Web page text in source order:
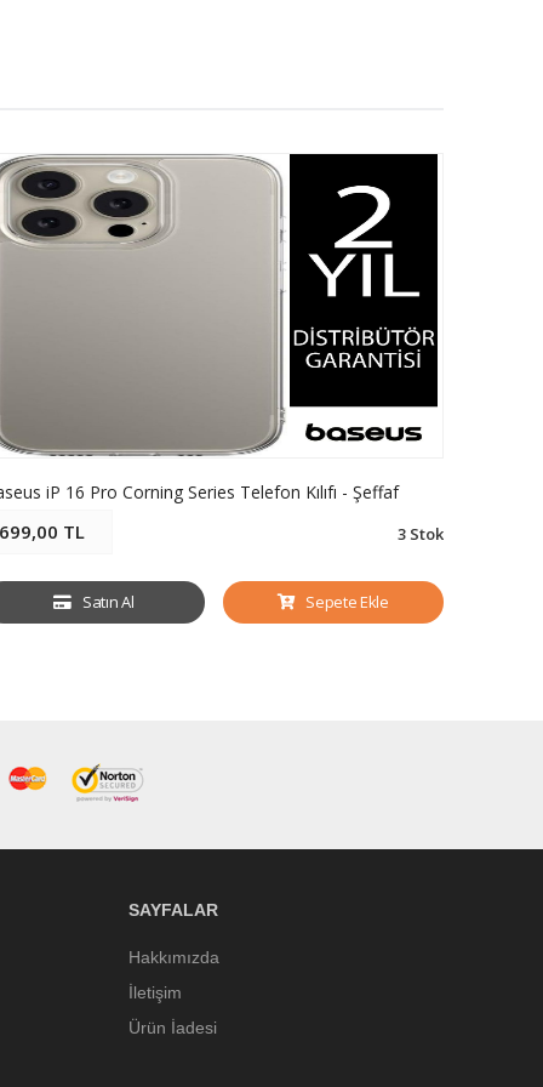
iP 16 Pro Corning Series Telefon Kılıfı - Şeffaf
699,00 TL 3 Stok
Satın Al Sepete Ekle
SAYFALAR
Hakkımızda
İletişim
Ürün İadesi